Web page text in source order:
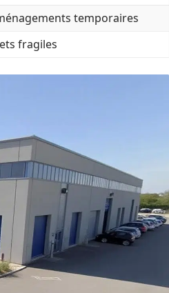
temporaires
fragiles